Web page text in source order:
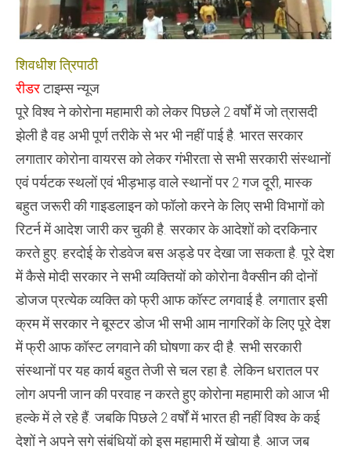
शिवधीश त्रिपाठी
रीडरटाइम्स न्यूज
पूरे विश्व ने कोरोना महामारी को लेकर पिछले 2 वर्षों में जो त्रासदी
झेली है वह अभी पूर्ण तरीके से भर भी नहीं पाई है. भारत सरकार
लगातार कोरोना वायरस को लेकर गंभीरता से सभी सरकारी संस्थानों
एवं पर्यटक स्थलों एवं भीड़भाड़ वाले स्थानों पर 2 गज दूरी, मास्क
बहुत जरूरी की गाइडलाइन को फॉलो करने के लिए सभी विभागों को
रिटर्न में आदेश जारी कर चुकी है. सरकार के आदेशों को दरकिनार
करते हुए. हरदोई के रोडवेज बस अड्डे पर देखा जा सकता है. पूरे देश
में कैसे मोदी सरकार ने सभी व्यक्तियों को कोरोना वैक्सीन की दोनों
डोजज प्रत्येक व्यक्ति को फ्री आफ कॉस्ट लगवाई है. लगातार इसी
क्रम में सरकार ने बूस्टर डोज भी सभी आम नागरिकों के लिए पूरे देश
में फ्री आफ कॉस्ट लगवाने की घोषणा कर दी है. सभी सरकारी
संस्थानों पर यह कार्य बहुत तेजी से चल रहा है. लेकिन धरातल पर
लोग अपनी जान की परवाह न करते हुए कोरोना महामारी को आज भी
हल्के में ले रहे हैं. जबकि पिछले 2 वर्षों में भारत ही नहीं विश्व के कई
देशों ने अपने सगे संबंधियों को इस महामारी में खोया है. आज जब